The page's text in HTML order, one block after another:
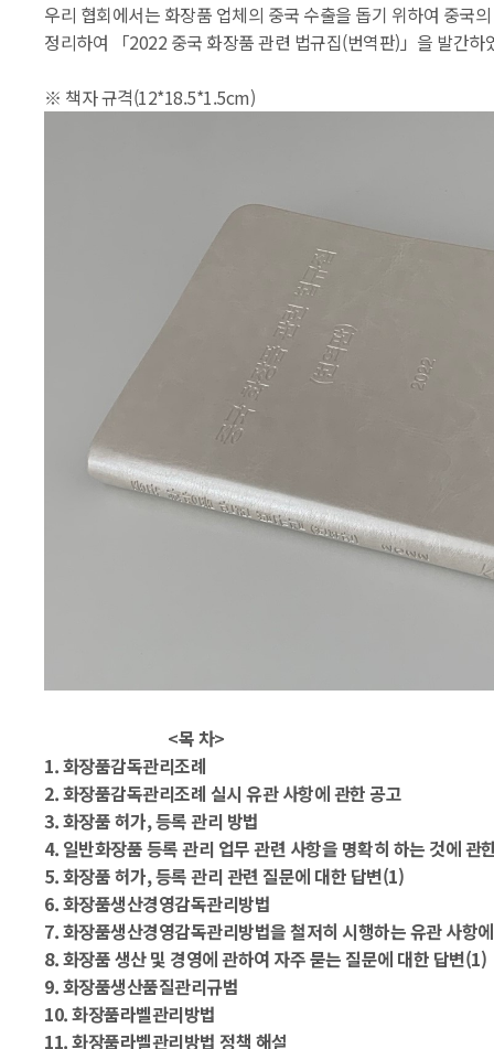
우리 협회에서는 화장품 업체의 중국 수출을 돕기 위하여 중국
정리하여 「2022 중국 화장품 관련 법규집(번역판)」을 발간하
※ 책자 규격(12*18.5*1.5cm)
<목 차>
1. 화장품감독관리조례
2. 화장품감독관리조례 실시 유관 사항에 관한 공고
3. 화장품 허가, 등록 관리 방법
4. 일반화장품 등록 관리 업무 관련 사항을 명확히 하는 것에 관
5. 화장품 허가, 등록 관리 관련 질문에 대한 답변(1)
6. 화장품생산경영감독관리방법
7. 화장품생산경영감독관리방법을 철저히 시행하는 유관 사항
8. 화장품 생산 및 경영에 관하여 자주 묻는 질문에 대한 답변(1)
9. 화장품생산품질관리규범
10. 화장품라벨관리방법
11. 화장품라벨관리방법 정책 해설